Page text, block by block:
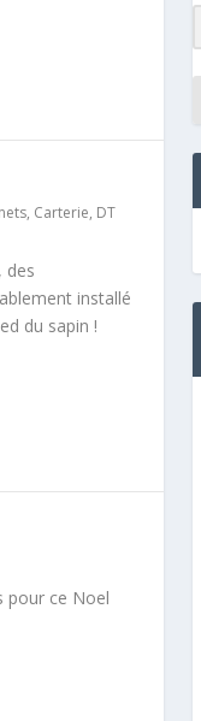
, Carterie, DT
des
installé
du sapin !
pour ce Noel